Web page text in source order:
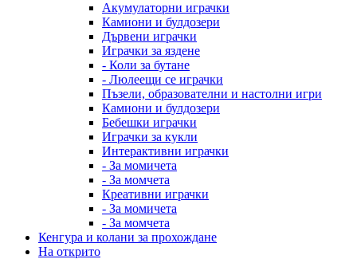
Акумулаторни играчки
Камиони и булдозери
Дървени играчки
Играчки за яздене
- Коли за бутане
- Люлеещи се играчки
Пъзели, образователни и настолни игри
Камиони и булдозери
Бебешки играчки
Играчки за кукли
Интерактивни играчки
- За момичета
- За момчета
Креативни играчки
- За момичета
- За момчета
Кенгура и колани за прохождане
На открито